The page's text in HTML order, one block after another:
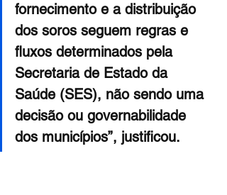
fornecimento e a distribuição
dos soros seguem regras e
fluxos determinados pela
Secretaria de Estado da
Saúde (SES), não sendo uma
decisão ou governabilidade
dos municípios”, justificou.